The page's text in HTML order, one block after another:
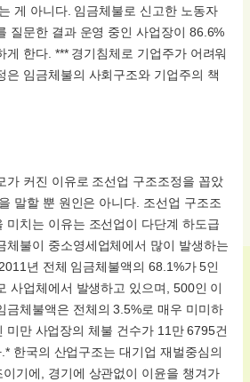
게 아니다. 임금체불로 신고한 노동자
질문한 결과 운영 중인 사업장이 86.6%
게 한다. *** 경기침체로 기업주가 어려워
은 임금체불의 사회구조와 기업주의 책
가 커진 이유로 조선업 구조조정을 꼽았
말할 뿐 원인은 아니다. 조선업 구조조
미치는 이유는 조선업이 다단계 하도급
체불이 중소영세업체에서 많이 발생하는
년 전체 임금체불액의 68.1%가 5인
사업체에서 발생하고 있으며, 500인 이
금체불액은 전체의 3.5%로 매우 미미하
미만 사업장의 체불 건수가 11만 6795건
한국의 산업구조는 대기업 재벌중심의
기에, 경기에 상관없이 이윤을 챙겨가